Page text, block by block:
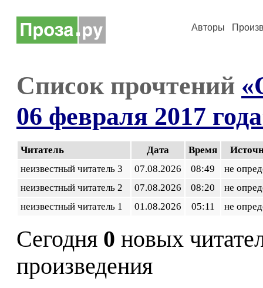
Авторы
Список прочтений
06 февраля 2017
Читатель Дата Время
неизвестный читатель 3
07.08.2026 08:49
не
неизвестный читатель 2
07.08.2026 08:20
не
неизвестный читатель 1
01.08.2026 05:11 не
Сегодня 0 новых
произведения